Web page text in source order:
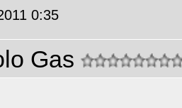
0:35
Gas